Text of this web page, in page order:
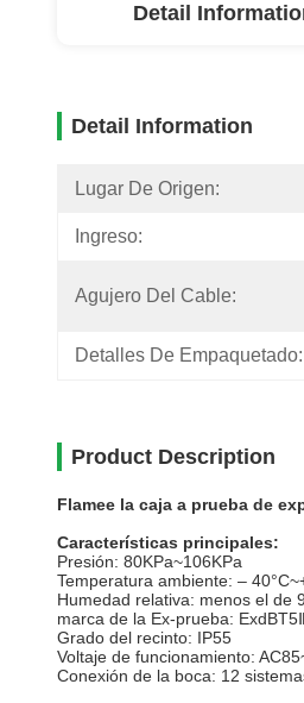
Detail
Detail Information
Lugar De Origen:
Ingreso:
Agujero Del Cable:
Detalles De Empaquetado:
Product Description
Flamee la caja a prueba de
Características principales:
Presión: 80KPa~106KPa
Temperatura ambiente: –
Humedad relativa: menos el de
marca de la Ex-prueba: ExdBT5Ⅱ
Grado del recinto: IP55
Voltaje de funcionamiento:
Conexión de la boca: 12